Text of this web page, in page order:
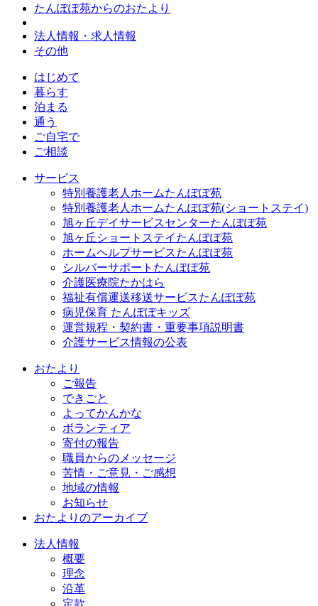
たんぽぽ苑からのおたより
法人情報・求人情報
その他
はじめて
暮らす
泊まる
通う
ご自宅で
ご相談
サービス
特別養護老人ホームたんぽぽ苑
特別養護老人ホームたんぽぽ苑(ショートステイ)
旭ヶ丘デイサービスセンターたんぽぽ苑
旭ヶ丘ショートステイたんぽぽ苑
ホームヘルプサービスたんぽぽ苑
シルバーサポートたんぽぽ苑
介護医療院たかはら
福祉有償運送移送サービスたんぽぽ苑
病児保育 たんぽぽキッズ
運営規程・契約書・重要事項説明書
介護サービス情報の公表
おたより
ご報告
できごと
よってかんかな
ボランティア
寄付の報告
職員からのメッセージ
苦情・ご意見・ご感想
地域の情報
お知らせ
おたよりのアーカイブ
法人情報
概要
理念
沿革
定款